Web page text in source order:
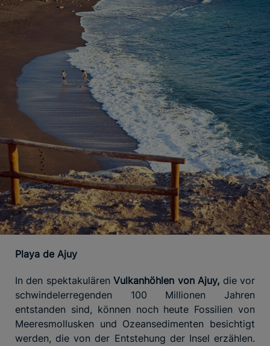
Playa de Ajuy
In den spektakulärenVulkanhöhlen von Ajuy, die vor
schwindelerregenden 100 Millionen Jahren
entstanden sind, können noch heute Fossilien von
Meeresmollusken und Ozeansedimenten besichtigt
werden, die von der Entstehung der Insel erzählen.